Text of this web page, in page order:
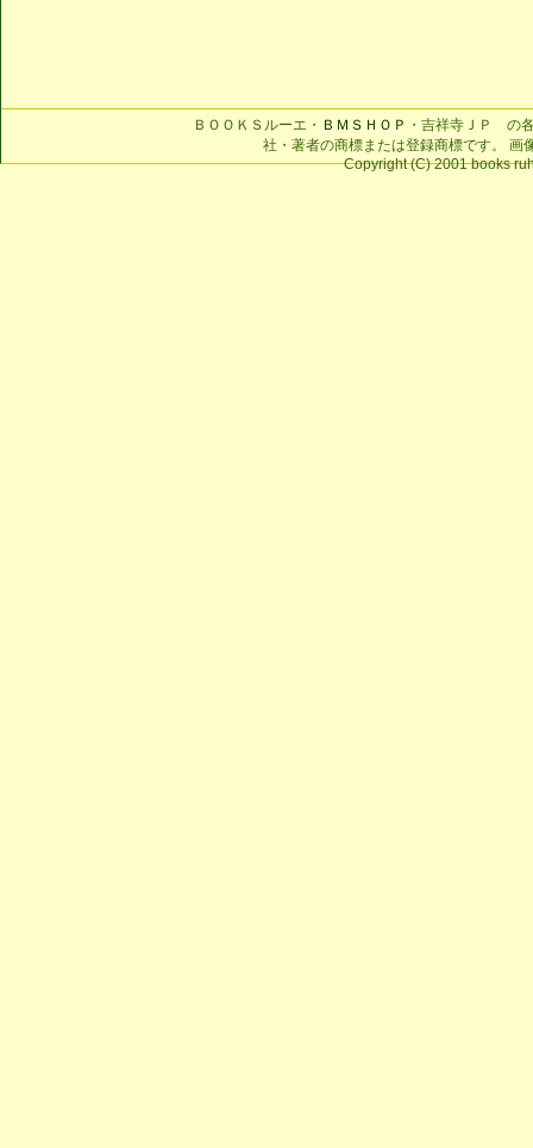
ＢＯＯＫＳルーエ・ ＢＭＳＨＯＰ ・吉祥寺ＪＰ の
社・著者の商標または登録商標です。 画
Copyright (C) 2001 books